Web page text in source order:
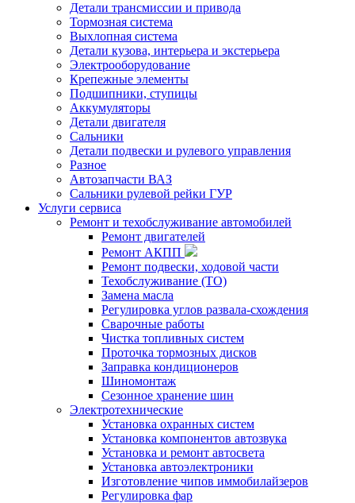
Детали трансмиссии и привода
Тормозная система
Выхлопная система
Детали кузова, интерьера и экстерьера
Электрооборудование
Крепежные элементы
Подшипники, ступицы
Аккумуляторы
Детали двигателя
Сальники
Детали подвески и рулевого управления
Разное
Автозапчасти ВАЗ
Сальники рулевой рейки ГУР
Услуги сервиса
Ремонт и техобслуживание автомобилей
Ремонт двигателей
Ремонт АКПП
Ремонт подвески, ходовой части
Техобслуживание (ТО)
Замена масла
Регулировка углов развала-схождения
Сварочные работы
Чистка топливных систем
Проточка тормозных дисков
Заправка кондиционеров
Шиномонтаж
Сезонное хранение шин
Электротехнические
Установка охранных систем
Установка компонентов автозвука
Установка и ремонт автосвета
Установка автоэлектроники
Изготовление чипов иммобилайзеров
Регулировка фар